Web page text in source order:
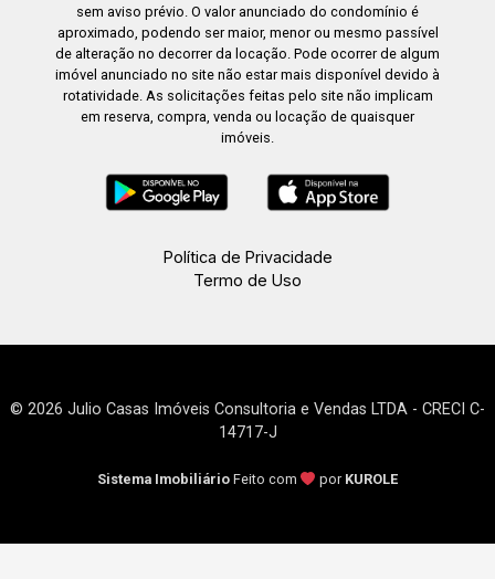
sem aviso prévio. O valor anunciado do condomínio é
aproximado, podendo ser maior, menor ou mesmo passível
de alteração no decorrer da locação. Pode ocorrer de algum
imóvel anunciado no site não estar mais disponível devido à
rotatividade. As solicitações feitas pelo site não implicam
em reserva, compra, venda ou locação de quaisquer
imóveis.
Política de Privacidade
Termo de Uso
© 2026 Julio Casas Imóveis Consultoria e Vendas LTDA - CRECI C-
14717-J
Sistema Imobiliário Feito com por KUROLE